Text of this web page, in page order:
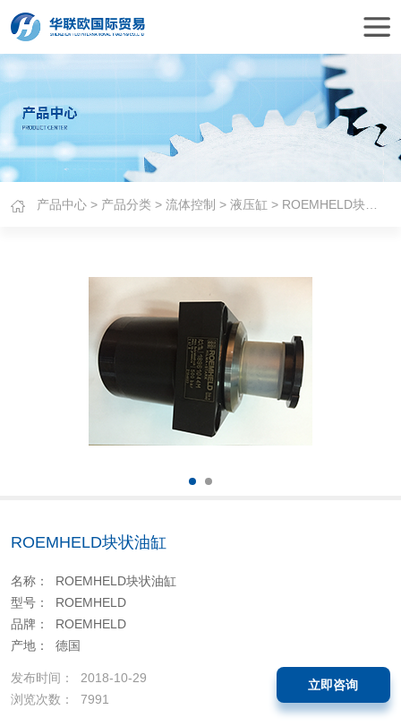
产品中心 > 产品分类 >流体控制 >液压缸 > ROEMHELD块状油缸
ROEMHELD块状油缸
名称： ROEMHELD块状油缸
型号： ROEMHELD
品牌： ROEMHELD
产地： 德国
发布时间： 2018-10-29
浏览次数： 7991
立即咨询